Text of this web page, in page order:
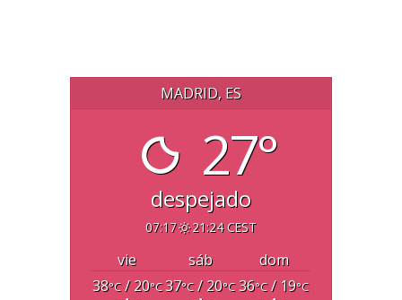
MADRID, ES
27°
despejado
07:17 21:24 CEST
vie sáb
dom
38°C/ 20°C37°C/ 20°C 36°C/ 19°C